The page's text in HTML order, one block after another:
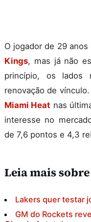
O jogador de 29
Kings, mas já não
princípio, os lados
renovação de
Miami Heat nas
interesse no
de 7,6 pontos e 4,3
Leia mais
Lakers quer testar
GM do Rockets